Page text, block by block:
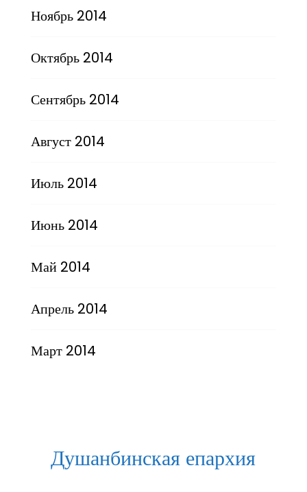
Ноябрь 2014
Октябрь 2014
Сентябрь 2014
Август 2014
Июль 2014
Июнь 2014
Май 2014
Апрель 2014
Март 2014
Душанбинская епархия